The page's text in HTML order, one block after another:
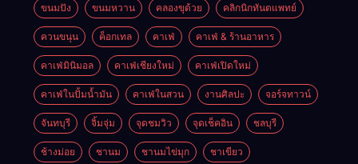
ขนมปัง ขนมหวาน คลองขุด้วย คลิกนิกทันตแพทย์
ควนขนุน ค็อกเทล คาเฟ่ คาเฟ่ & ร้านอาหาร
คาเฟ่มินิมอล คาเฟ่เชียงใหม่ คาเฟ่เปิดใหม่
คาเฟ่ในปั้มน้ำมัน คาเฟ่ในสวน งานศิลปะ จอร์จทาวน์
จันทบุรี จิ้มจุ่ม จุดชมวิว จุดเช็คอิน ชลบุรี
ช้างม่อย ชานม ชานมไข่มุก ชาเขียว